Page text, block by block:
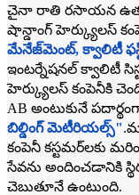
చైనా రాతి రసాయన
షాన్డాంగ్ హెర్క్యులస్
మేనేజ్‌మెంట్, క్వాలిటీ
ఇంటర్నేషనల్ క్వాలిటీ
హెర్క్యులస్ కంపెనీకి
AB అంటుకునే
బిల్డింగ్ మెటీరియల్స్"
కంపెనీ కస్టమర్‌లకు
సేవను అందించడానికి
చెబుతూనే ఉంటుంది.